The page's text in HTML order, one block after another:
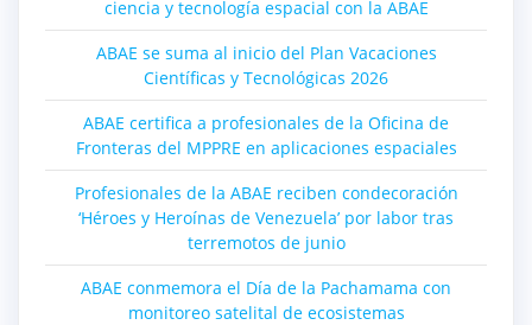
ciencia y tecnología espacial con la ABAE
ABAE se suma al inicio del Plan Vacaciones
Científicas y Tecnológicas 2026
ABAE certifica a profesionales de la Oficina de
Fronteras del MPPRE en aplicaciones espaciales
Profesionales de la ABAE reciben condecoración
‘Héroes y Heroínas de Venezuela’ por labor tras
terremotos de junio
ABAE conmemora el Día de la Pachamama con
monitoreo satelital de ecosistemas